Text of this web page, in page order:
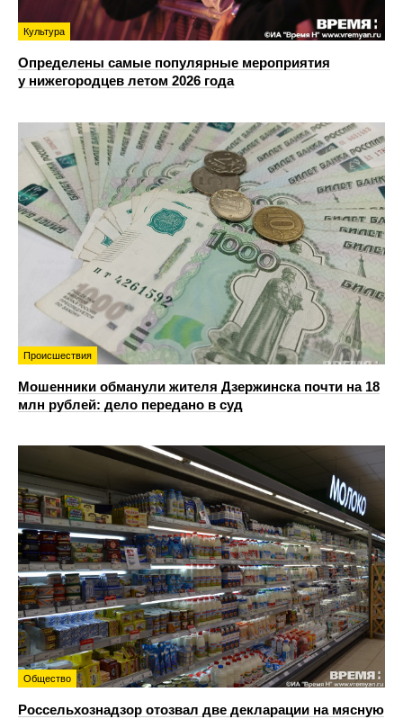
Культура
Определены самые популярные мероприятия
у нижегородцев летом 2026 года
Происшествия
Мошенники обманули жителя Дзержинска почти на 18
млн рублей: дело передано в суд
Общество
Россельхознадзор отозвал две декларации на мясную